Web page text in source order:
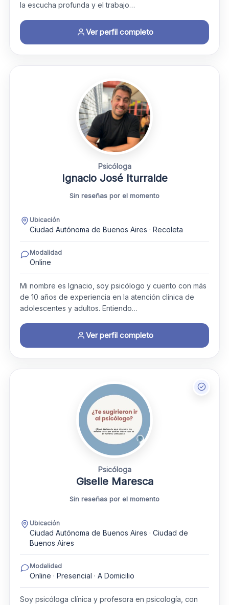
la escucha profunda y el trabajo…
Ver perfil completo
Psicóloga
Ignacio José Iturralde
Sin reseñas por el momento
Ubicación
Ciudad Autónoma de Buenos Aires · Recoleta
Modalidad
Online
Mi nombre es Ignacio, soy psicólogo y cuento con más
de 10 años de experiencia en la atención clínica de
adolescentes y adultos. Entiendo…
Ver perfil completo
Psicóloga
Giselle Maresca
Sin reseñas por el momento
Ubicación
Ciudad Autónoma de Buenos Aires · Ciudad de
Buenos Aires
Modalidad
Online · Presencial · A Domicilio
Soy psicóloga clínica y profesora en psicología, con